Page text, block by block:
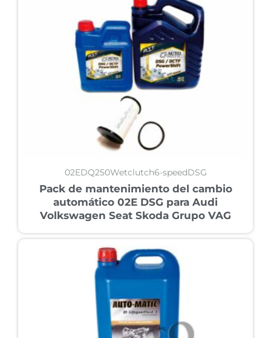
02EDQ250Wetclutch6-speedDSG
Pack de mantenimiento del cambio
automático 02E DSG para Audi
Volkswagen Seat Skoda Grupo VAG